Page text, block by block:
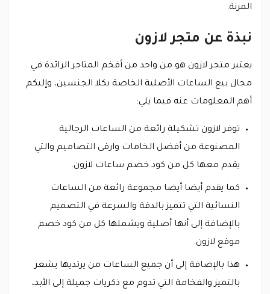
المرنة.
نبذة عن متجر لازون
يعتبر متجر لازون هو من واحد من أفخم المتاجر الرائدة في
مجال بيع الساعات الأصلية الخاصة بكلا الجنسين، وإليكم
أهم المعلومات عنه فيما يلي:
توفر لازون تشكيلة رائعة من الساعات الرجالية
المصنوعة من أفضل الخامات وارقى التصاميم والتي
يقدم معها كل من كود خصم ساعات لازون.
كما يقدم أيضا أيضا مجموعة رائعة من الساعات
النسائية التي تتميز بالدقة والسرعة في التصميم
بالإضافة إلى أنها أصلية ويشملها كل من كود خصم
موقع لازون.
هذا بالإضافة إلى أن جميع الساعات من يرتديها يشعر
بالتميز والفخامة التي تدوم مع ذكريات جميلة إلى الأبد،